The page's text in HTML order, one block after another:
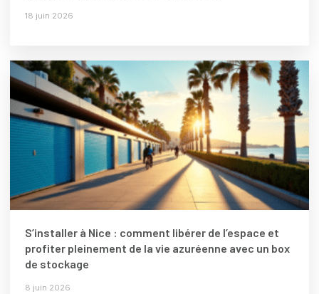
18 juin 2026
S’installer à Nice : comment libérer de l’espace et
profiter pleinement de la vie azuréenne avec un box
de stockage
8 juin 2026